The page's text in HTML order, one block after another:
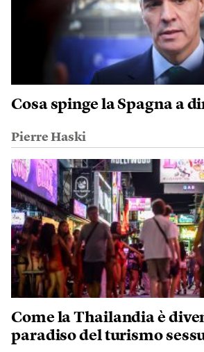
Cosa spinge la Spagna a
Pierre Haski
Come la Thailandia è
paradiso del turismo